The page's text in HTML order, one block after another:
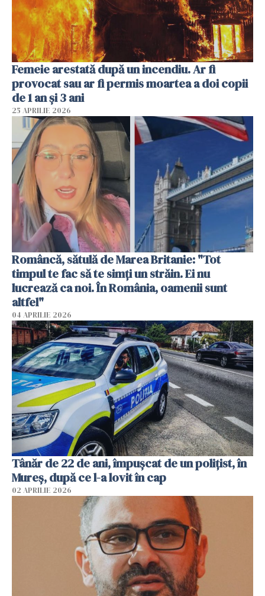
Femeie arestată după un incendiu. Ar fi
provocat sau ar fi permis moartea a doi copii
de 1 an și 3 ani
25 APRILIE 2026
Româncă, sătulă de Marea Britanie: "Tot
timpul te fac să te simți un străin. Ei nu
lucrează ca noi. În România, oamenii sunt
altfel"
04 APRILIE 2026
Tânăr de 22 de ani, împușcat de un polițist, în
Mureș, după ce l-a lovit în cap
02 APRILIE 2026